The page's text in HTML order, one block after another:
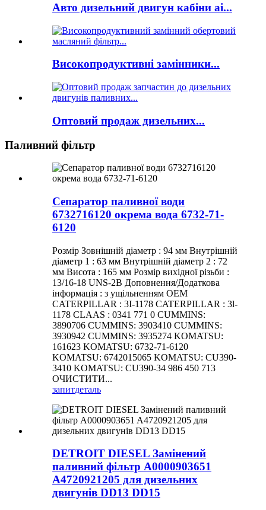
Авто дизельний двигун кабіни ai...
Високопродуктивні замінники...
Оптовий продаж дизельних...
Паливний фільтр
Сепаратор паливної води
6732716120 окрема вода 6732-71-
6120
Розмір Зовнішній діаметр : 94 мм Внутрішній
діаметр 1 : 63 мм Внутрішній діаметр 2 : 72
мм Висота : 165 мм Розмір вихідної різьби :
13/16-18 UNS-2B Доповнення/Додаткова
інформація : з ущільненням OEM
CATERPILLAR : 3I-1178 CATERPILLAR : 3l-
1178 CLAAS : 0341 771 0 CUMMINS:
3890706 CUMMINS: 3903410 CUMMINS:
3930942 CUMMINS: 3935274 KOMATSU:
161623 KOMATSU: 6732-71-6120
KOMATSU: 6742015065 KOMATSU: CU390-
3410 KOMATSU: CU390-34 986 450 713
ОЧИСТИТИ...
запитдеталь
DETROIT DIESEL Замінений
паливний фільтр A0000903651
A4720921205 для дизельних
двигунів DD13 DD15